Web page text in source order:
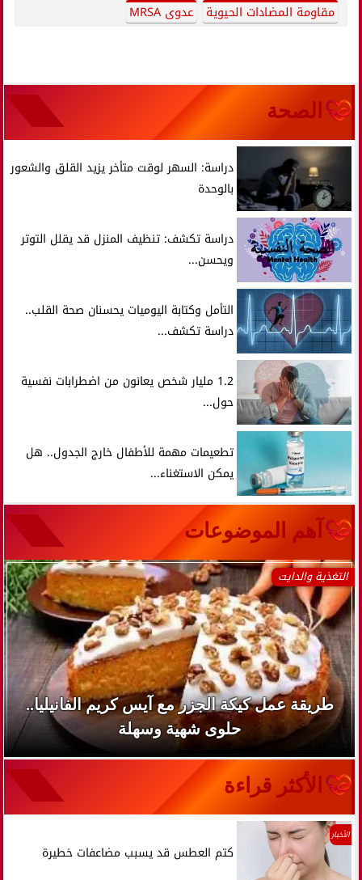
مقاومة المضادات الحيوية
عدوى MRSA
الصحة
دراسة: السهر لوقت متأخر يزيد القلق والشعور
بالوحدة
دراسة تكشف: تنظيف المنزل قد يقلل التوتر
ويحسن...
التأمل وكتابة اليوميات يحسنان صحة القلب..
دراسة تكشف...
1.2 مليار شخص يعانون من اضطرابات نفسية
حول...
تطعيمات مهمة للأطفال خارج الجدول.. هل
يمكن الاستغناء...
آهم الموضوعات
التغذية والدايت
طريقة عمل كيكة الجزر مع آيس كريم الفانيليا..
حلوى شهية وسهلة
الأكثر قراءة
الأخبار
كتم العطس قد يسبب مضاعفات خطيرة